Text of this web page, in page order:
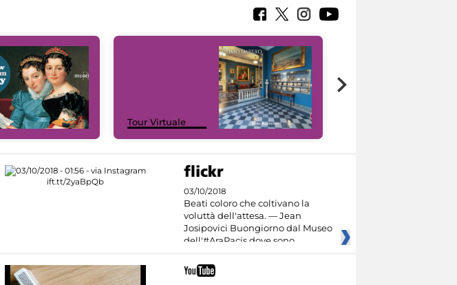
Tour Virtuale
03/10/2018
Beati coloro che coltivano la
voluttà dell'attesa. — Jean
Josipovici Buongiorno dal Museo
dell'#AraPacis dove sono